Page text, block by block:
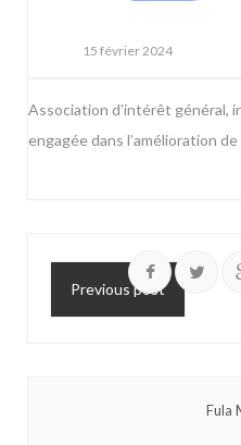
15 février 2024
Association d’intérêt général,
engagée dans l’amélioration
Previous post
Fula